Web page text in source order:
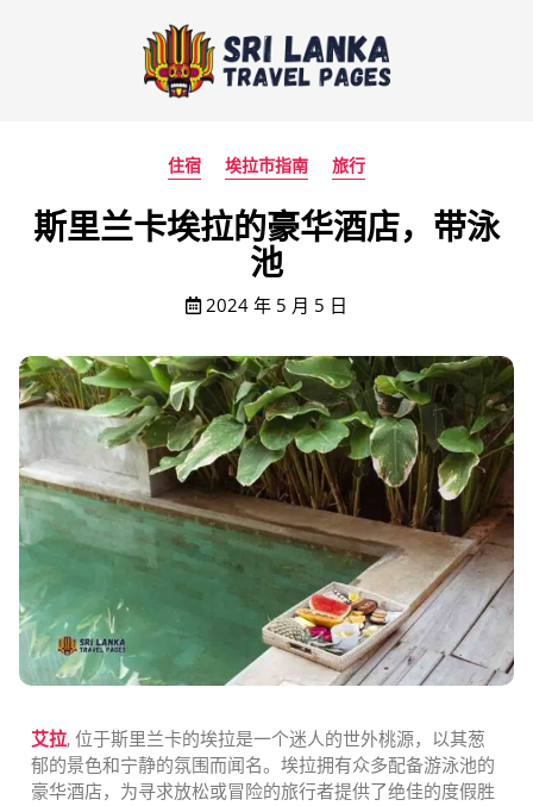
住宿 埃拉市指南 旅行
斯里兰卡埃拉的豪华酒店，带泳
池
2024 年 5 月 5 日
艾拉, 位于斯里兰卡的埃拉是一个迷人的世外桃源，以其葱
郁的景色和宁静的氛围而闻名。埃拉拥有众多配备游泳池的
豪华酒店，为寻求放松或冒险的旅行者提供了绝佳的度假胜